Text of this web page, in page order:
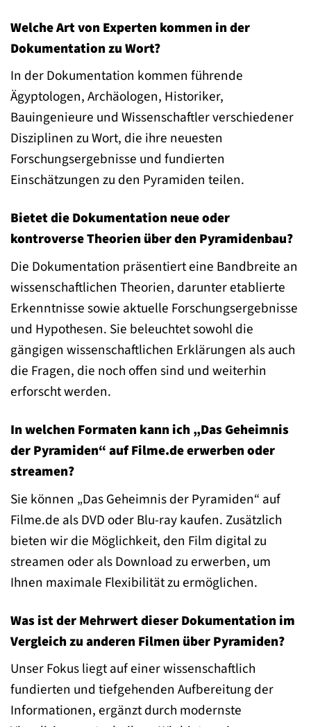
Welche Art von Experten kommen in der
Dokumentation zu Wort?
In der Dokumentation kommen führende
Ägyptologen, Archäologen, Historiker,
Bauingenieure und Wissenschaftler verschiedener
Disziplinen zu Wort, die ihre neuesten
Forschungsergebnisse und fundierten
Einschätzungen zu den Pyramiden teilen.
Bietet die Dokumentation neue oder
kontroverse Theorien über den Pyramidenbau?
Die Dokumentation präsentiert eine Bandbreite an
wissenschaftlichen Theorien, darunter etablierte
Erkenntnisse sowie aktuelle Forschungsergebnisse
und Hypothesen. Sie beleuchtet sowohl die
gängigen wissenschaftlichen Erklärungen als auch
die Fragen, die noch offen sind und weiterhin
erforscht werden.
In welchen Formaten kann ich „Das Geheimnis
der Pyramiden“ auf Filme.de erwerben oder
streamen?
Sie können „Das Geheimnis der Pyramiden“ auf
Filme.de als DVD oder Blu-ray kaufen. Zusätzlich
bieten wir die Möglichkeit, den Film digital zu
streamen oder als Download zu erwerben, um
Ihnen maximale Flexibilität zu ermöglichen.
Was ist der Mehrwert dieser Dokumentation im
Vergleich zu anderen Filmen über Pyramiden?
Unser Fokus liegt auf einer wissenschaftlich
fundierten und tiefgehenden Aufbereitung der
Informationen, ergänzt durch modernste